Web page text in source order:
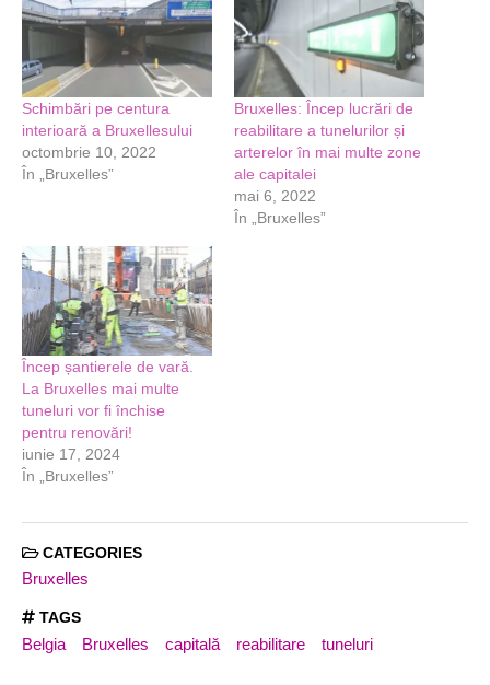
Schimbări pe centura
interioară a Bruxellesului
octombrie 10, 2022
În „Bruxelles”
Bruxelles: Încep lucrări de
reabilitare a tunelurilor și
arterelor în mai multe zone
ale capitalei
mai 6, 2022
În „Bruxelles”
Încep șantierele de vară.
La Bruxelles mai multe
tuneluri vor fi închise
pentru renovări!
iunie 17, 2024
În „Bruxelles”
CATEGORIES
Bruxelles
TAGS
Belgia Bruxelles capitală reabilitare tuneluri